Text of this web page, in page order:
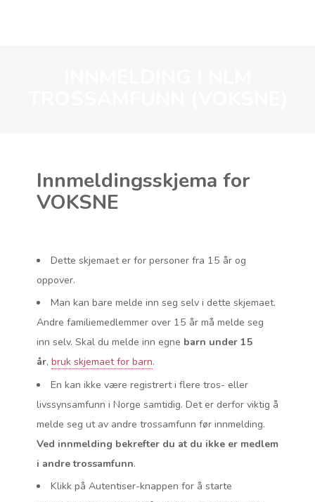
Innmeldingsskjema for
VOKSNE
Dette skjemaet er for personer fra 15 år og
oppover.
Man kan bare melde inn seg selv i dette skjemaet.
Andre familiemedlemmer over 15 år må melde seg
inn selv. Skal du melde inn egne barn under 15
år, bruk skjemaet for barn.
En kan ikke være registrert i flere tros- eller
livssynsamfunn i Norge samtidig. Det er derfor viktig å
melde seg ut av andre trossamfunn før innmelding.
Ved innmelding bekrefter du at du ikke er medlem
i andre trossamfunn.
Klikk på Autentiser-knappen for å starte